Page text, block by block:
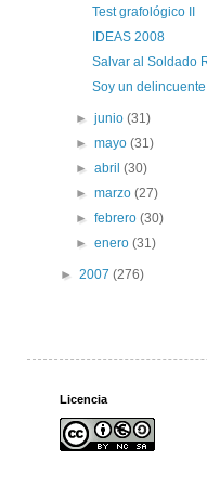
Test grafológico II
IDEAS 2008
Salvar al Soldado
Soy un delincuente
►junio(31)
►mayo(31)
►abril(30)
►marzo(27)
►febrero(30)
►enero(31)
► 2007 (276)
Licencia